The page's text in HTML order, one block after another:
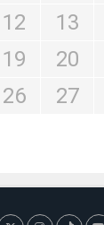
12 13
19 20
26 27